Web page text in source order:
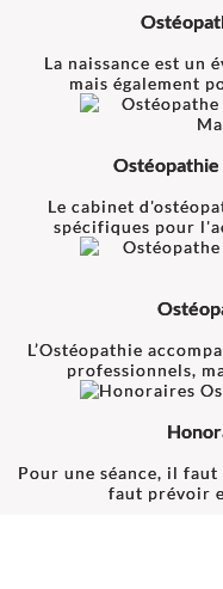
La naissance est un
mais également
Ostéopathie
Le cabinet
spécifiques pour
L’Ostéopathie
professionnels,
Pour une séance, il
faut prévoir